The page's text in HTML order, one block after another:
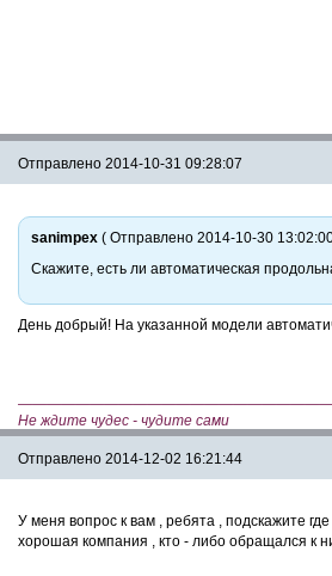
Отправлено 2014-10-31 09:28:07
sanimpex ( Отправлено 2014-10-30
Скажите, есть ли автоматическая
День добрый! На указанной модели
Не ждите чудес - чудите сами
Отправлено 2014-12-02 16:21:44
У меня вопрос к вам , ребята , подскажите
хорошая компания , кто - либо обращался к